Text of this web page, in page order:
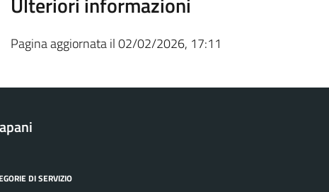
Pagina aggiornata il 02/02/2026, 17:11
DI SERVIZIO